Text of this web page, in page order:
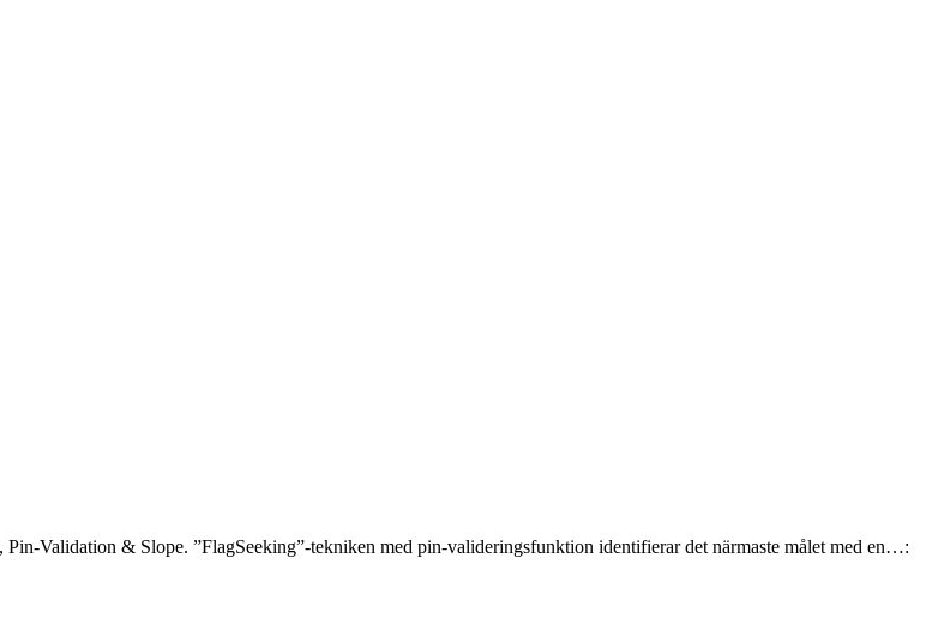
Validation & Slope. ”FlagSeeking”-tekniken med pin-valideringsfunktion identifierar det närmaste målet med en…: